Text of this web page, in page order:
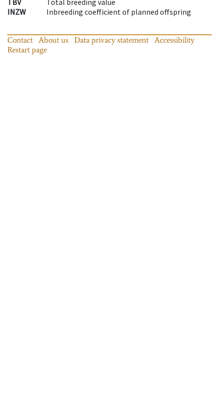
INZW
Inbreeding coefficient of planned offspring
Contact About us Data privacy statement
Accessibility
Restart page